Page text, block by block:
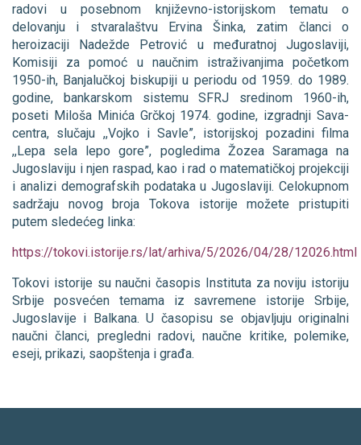
radovi u posebnom književno-istorijskom tematu o
delovanju i stvaralaštvu Ervina Šinka, zatim članci o
heroizaciji Nadežde Petrović u međuratnoj Jugoslaviji,
Komisiji za pomoć u naučnim istraživanjima početkom
1950-ih, Banjalučkoj biskupiji u periodu od 1959. do 1989.
godine, bankarskom sistemu SFRJ sredinom 1960-ih,
poseti Miloša Minića Grčkoj 1974. godine, izgradnji Sava-
centra, slučaju ,,Vojko i Savle”, istorijskoj pozadini filma
,,Lepa sela lepo gore”, pogledima Žozea Saramaga na
Jugoslaviju i njen raspad, kao i rad o matematičkoj projekciji
i analizi demografskih podataka u Jugoslaviji. Celokupnom
sadržaju novog broja Tokova istorije možete pristupiti
putem sledećeg linka:
https://tokovi.istorije.rs/lat/arhiva/5/2026/04/28/12026.html
Tokovi istorije su naučni časopis Instituta za noviju istoriju
Srbije posvećen temama iz savremene istorije Srbije,
Jugoslavije i Balkana. U časopisu se objavljuju originalni
naučni članci, pregledni radovi, naučne kritike, polemike,
eseji, prikazi, saopštenja i građa.